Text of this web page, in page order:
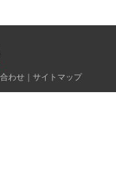
わせ サイトマップ